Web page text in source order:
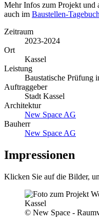
Mehr Infos zum Projekt und
auch im Baustellen-Tagebuch
Zeitraum
2023-2024
Ort
Kassel
Leistung
Baustatische Prüfung
Auftraggeber
Stadt Kassel
Architektur
New Space AG
Bauherr
New Space AG
Impressionen
Klicken Sie auf die Bilder,
© New Space -